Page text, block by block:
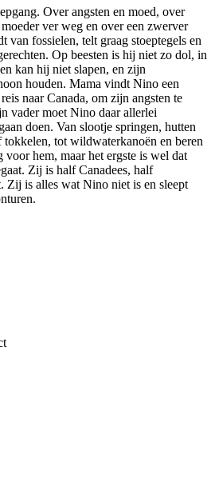
Over angsten en moed, over
ver weg en over een zwerver
van fossielen, telt graag stoeptegels en
Op beesten is hij niet zo dol, in
kan hij niet slapen, en zijn
houden. Mama vindt Nino een
naar Canada, om zijn angsten te
vader moet Nino daar allerlei
doen. Van slootje springen, hutten
tokkelen, tot wildwaterkanoën en beren
hem, maar het ergste is wel dat
Zij is half Canadees, half
Zij is alles wat Nino niet is en sleept